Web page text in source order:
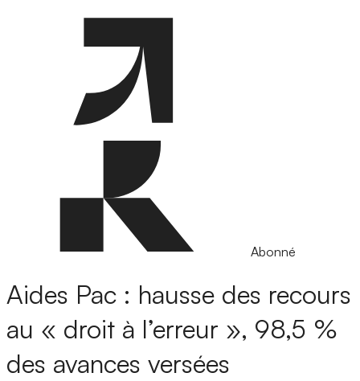
Abonné
Aides Pac : hausse des recours
au « droit à l’erreur », 98,5 %
des avances versées